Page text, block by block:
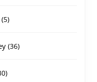
55
3636
30